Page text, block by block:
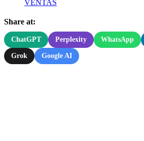
VENTAS
Share at:
ChatGPT Perplexity WhatsApp
Grok Google AI